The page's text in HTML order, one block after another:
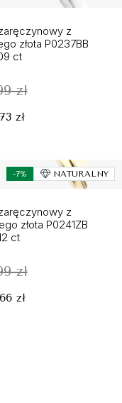
z
złota P0237BB
ct
zł
zł
-7% NATURALNY
z
złota P0241ZB
ct
zł
zł